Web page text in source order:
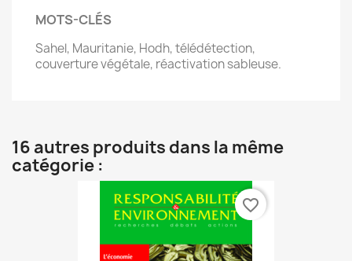
MOTS-CLÉS
Sahel, Mauritanie, Hodh, télédétection,
couverture végétale, réactivation sableuse.
16 autres produits dans la même
catégorie :
favorite_border